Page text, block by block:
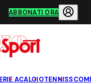
ABBONATI ORA
ACALCIOTENNIS